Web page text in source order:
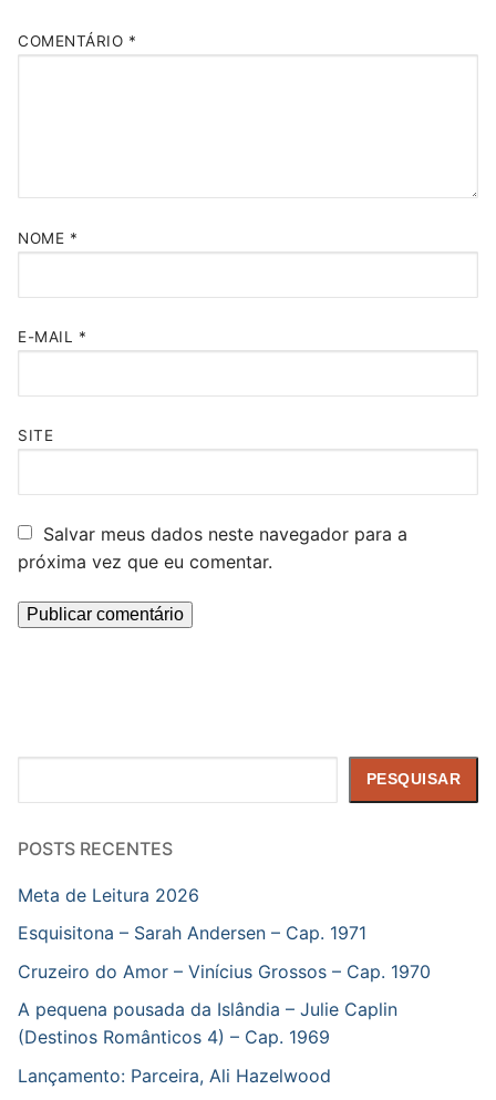
COMENTÁRIO *
NOME *
E-MAIL *
SITE
Salvar meus dados neste navegador para a
próxima vez que eu comentar.
PESQUISAR
POSTS RECENTES
Meta de Leitura 2026
Esquisitona – Sarah Andersen – Cap. 1971
Cruzeiro do Amor – Vinícius Grossos – Cap. 1970
A pequena pousada da Islândia – Julie Caplin
(Destinos Românticos 4) – Cap. 1969
Lançamento: Parceira, Ali Hazelwood